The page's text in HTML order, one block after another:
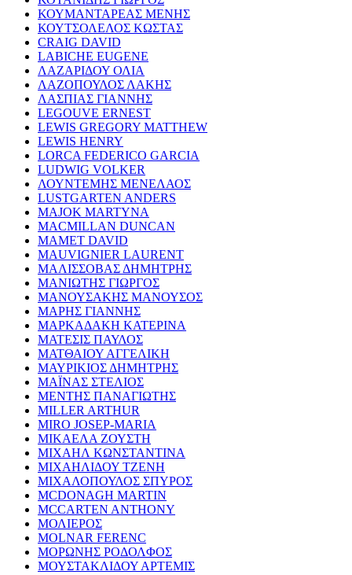
ΚΟΥΜΑΝΤΑΡΕΑΣ ΜΕΝΗΣ
ΚΟΥΤΣΟΛΕΛΟΣ ΚΩΣΤΑΣ
CRAIG DAVID
LABICHE EUGENE
ΛΑΖΑΡΙΔΟΥ ΟΛΙΑ
ΛΑΖΟΠΟΥΛΟΣ ΛΑΚΗΣ
ΛΑΣΠΙΑΣ ΓΙΑΝΝΗΣ
LEGOUVE ERNEST
LEWIS GREGORY MATTHEW
LEWIS HENRY
LORCA FEDERICO GARCIA
LUDWIG VOLKER
ΛΟΥΝΤΕΜΗΣ ΜΕΝΕΛΑΟΣ
LUSTGARTEN ANDERS
MAJOK MARTYNA
MACMILLAN DUNCAN
MAMET DAVID
MAUVIGNIER LAURENT
ΜΑΛΙΣΣΟΒΑΣ ΔΗΜΗΤΡΗΣ
ΜΑΝΙΩΤΗΣ ΓΙΩΡΓΟΣ
ΜΑΝΟΥΣΑΚΗΣ ΜΑΝΟΥΣΟΣ
ΜΑΡΗΣ ΓΙΑΝΝΗΣ
ΜΑΡΚΑΔΑΚΗ ΚΑΤΕΡΙΝΑ
ΜΑΤΕΣΙΣ ΠΑΥΛΟΣ
ΜΑΤΘΑΙΟΥ ΑΓΓΕΛΙΚΗ
ΜΑΥΡΙΚΙΟΣ ΔΗΜΗΤΡΗΣ
ΜΑΪΝΑΣ ΣΤΕΛΙΟΣ
ΜΕΝΤΗΣ ΠΑΝΑΓΙΩΤΗΣ
MILLER ARTHUR
MIRO JOSEP-MARIA
ΜΙΚΑΕΛΑ ΖΟΥΣΤΗ
ΜΙΧΑΗΛ ΚΩΝΣΤΑΝΤΙΝΑ
ΜΙΧΑΗΛΙΔΟΥ ΤΖΕΝΗ
ΜΙΧΑΛΟΠΟΥΛΟΣ ΣΠΥΡΟΣ
MCDONAGH MARTIN
MCCARTEN ANTHONY
ΜΟΛΙΕΡΟΣ
MOLNAR FERENC
ΜΟΡΩΝΗΣ ΡΟΔΟΛΦΟΣ
ΜΟΥΣΤΑΚΛΙΔΟΥ ΑΡΤΕΜΙΣ